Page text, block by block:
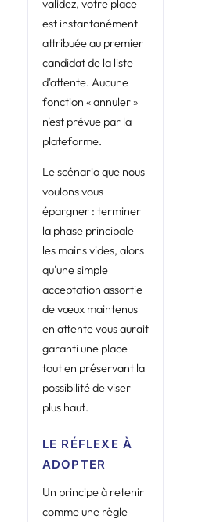
validez, votre place
est instantanément
attribuée au premier
candidat de la liste
d'attente. Aucune
fonction « annuler »
n'est prévue par la
plateforme.
Le scénario que nous
voulons vous
épargner : terminer
la phase principale
les mains vides, alors
qu'une simple
acceptation assortie
de vœux maintenus
en attente vous aurait
garanti une place
tout en préservant la
possibilité de viser
plus haut.
LE RÉFLEXE À
ADOPTER
Un principe à retenir
comme une règle